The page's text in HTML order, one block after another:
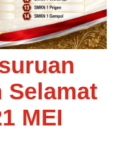
Selamat
MEI